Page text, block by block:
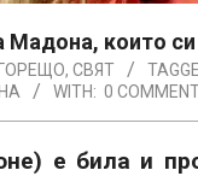
които
ГОРЕЩО, СВЯТ
WITH: 0
е била и